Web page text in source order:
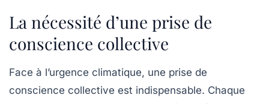
La nécessité d’une prise de
conscience collective
Face à l’urgence climatique, une prise de
conscience collective est indispensable. Chaque